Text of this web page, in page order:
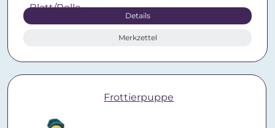
Details
Merkzettel
Frottierpuppe